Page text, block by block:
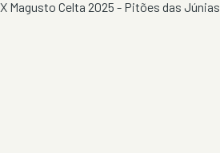
X Magusto Celta 2025 - Pitões das Júnias